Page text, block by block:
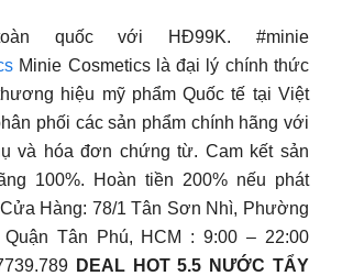
quốc với HĐ99K. #minie
Minie Cosmetics là đại lý chính thức
hiệu mỹ phẩm Quốc tế tại Việt
phối các sản phẩm chính hãng với
và hóa đơn chứng từ. Cam kết sản
100%. Hoàn tiền 200% nếu phát
Hàng: 78/1 Tân Sơn Nhì, Phường
Tân Phú, HCM : 9:00 – 22:00
DEAL HOT 5.5 NƯỚC TẨY